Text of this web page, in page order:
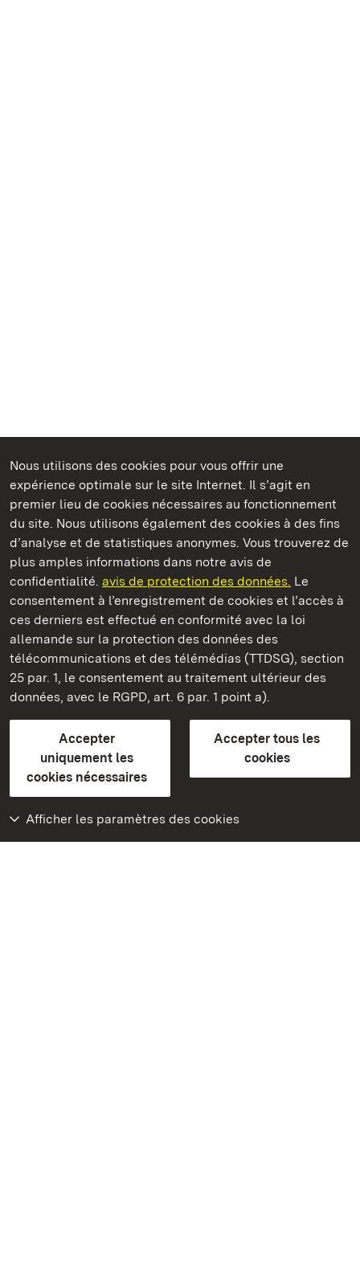
Nous utilisons des cookies pour vous offrir une
expérience optimale sur le site Internet. Il s’agit en
premier lieu de cookies nécessaires au fonctionnement
du site. Nous utilisons également des cookies à des fins
d’analyse et de statistiques anonymes. Vous trouverez de
plus amples informations dans notre avis de
confidentialité. avis de protection des données. Le
consentement à l’enregistrement de cookies et l’accès à
ces derniers est effectué en conformité avec la loi
allemande sur la protection des données des
télécommunications et des télémédias (TTDSG), section
25 par. 1, le consentement au traitement ultérieur des
données, avec le RGPD, art. 6 par. 1 point a).
Accepter
uniquement les
cookies nécessaires
Accepter tous les
cookies
Afficher les paramètres des cookies
Châteaux et jardins publics du Bade-Wurtemberg
Staatliche Schlösser und Gärten Baden‑Württemberg
Châteaux et jardins publics du Bade-Wurtemberg
ContactFAQ et réponsesMentions légales
Protection des données
Explications sur l’accessibilité
BITV-konform (geprüfte Seiten)
plus loin
Accueil
Monuments
Rendez-nous visite